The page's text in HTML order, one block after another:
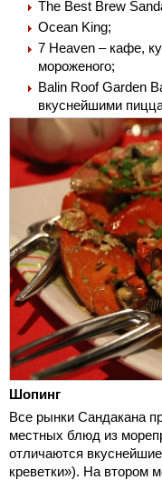
The Best Brew
Ocean King;
7 Heaven – кафе,
мороженого;
Balin Roof Garden
вкуснейшими
Шопинг
Все рынки Сандакана
местных блюд из
отличаются
креветки»). На втором